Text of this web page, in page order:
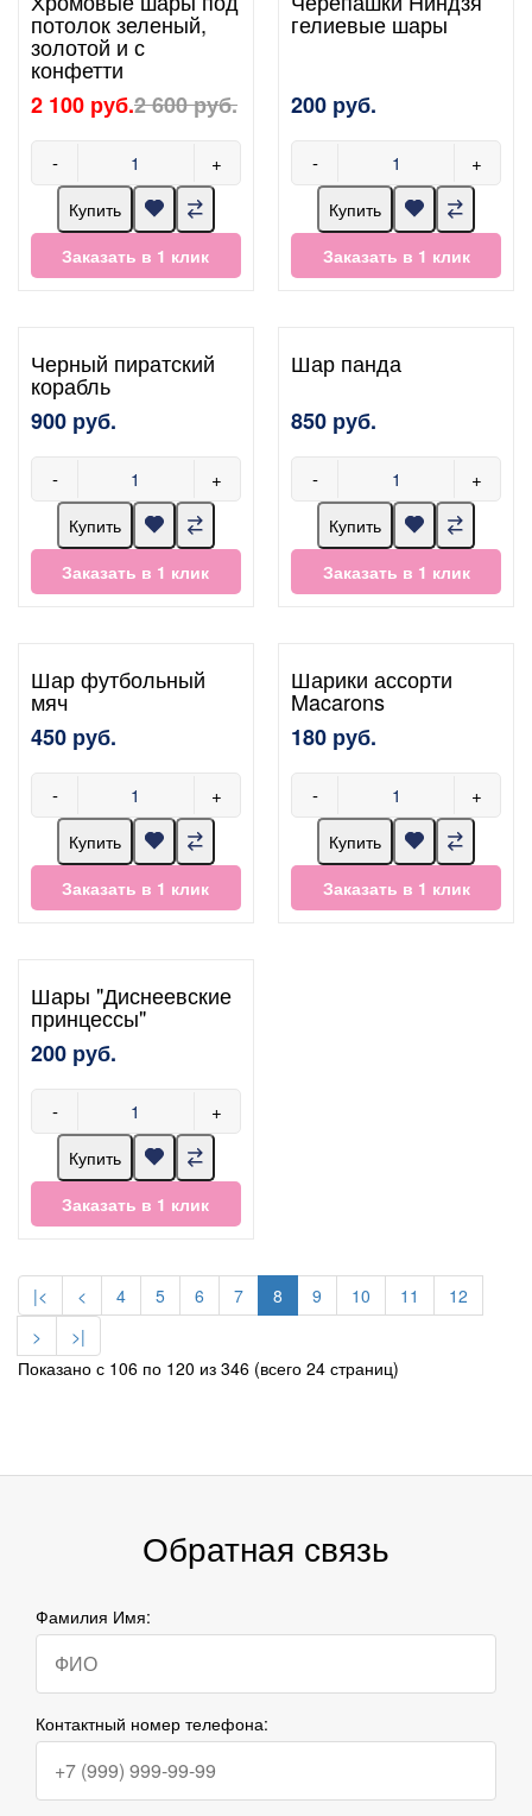
потолок зеленый,
золотой и с
конфетти
2 100 руб.2 600 руб.
- +
Купить
Заказать в 1 клик
гелиевые шары
200 руб.
- +
Купить
Заказать в 1 клик
Черный пиратский
корабль
900 руб.
- +
Купить
Заказать в 1 клик
Шар панда
850 руб.
- +
Купить
Заказать в 1 клик
Шар футбольный
мяч
450 руб.
- +
Купить
Заказать в 1 клик
Шарики ассорти
Macarons
180 руб.
- +
Купить
Заказать в 1 клик
Шары "Диснеевские
принцессы"
200 руб.
- +
Купить
Заказать в 1 клик
|< < 4 5 6 7 8 9 10 11
12
>
>|
Показано с 106 по 120 из 346 (всего 24 страниц)
Обратная связь
Фамилия Имя:
Контактный номер телефона: